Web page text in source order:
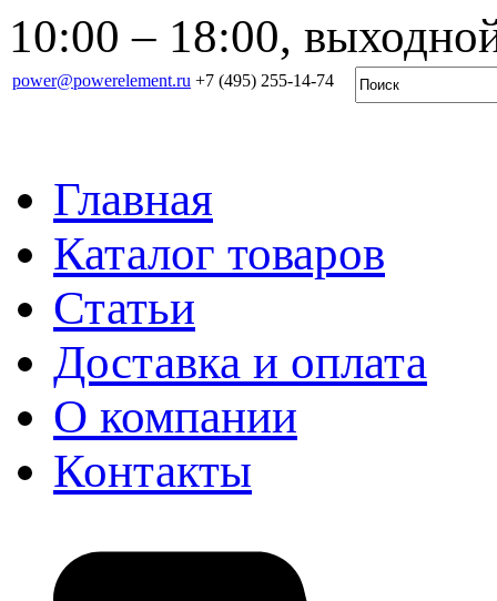
10:00 – 18:00,
power@powerelement.ru +7 (495) 255-14-74
Главная
Каталог товаров
Статьи
Доставка и оплата
О компании
Контакты